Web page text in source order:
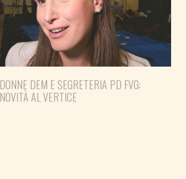
DONNE DEM E SEGRETERIA PD FVG:
NOVITÀ AL VERTICE